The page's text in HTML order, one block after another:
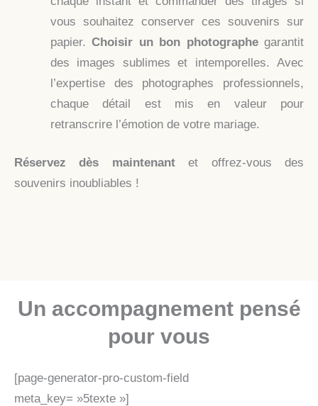
vous souhaitez conserver ces souvenirs sur
papier.Choisir un bon photographegarantit
des images sublimes et intemporelles. Avec
l’expertise des photographes professionnels,
chaque détail est mis en valeur pour
retranscrire l’émotion de votre mariage.
Réservez dès maintenantet offrez-vous des
souvenirs inoubliables !
Un accompagnement pensé
pour vous
[page-generator-pro-custom-field
meta_key= »5texte »]